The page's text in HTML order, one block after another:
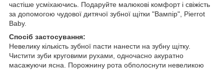
частіше усміхаючись. Подаруйте малюкові комфорт і свіжість
за допомогою чудової дитячої зубної щітки "Вампір", Pierrot
Baby.
Спосіб застосування:
Невелику кількість зубної пасти нанести на зубну щітку.
Чистити зуби круговими рухами, одночасно акуратно
масажуючи ясна. Порожнину рота обполоснути невеликою